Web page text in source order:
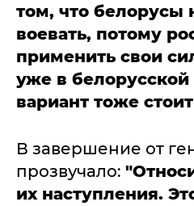
том, что белорусы
воевать, потому
применить свои
уже в
вариант тоже
В завершение от
прозвучало:
их наступления.